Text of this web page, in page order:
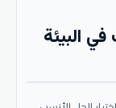
في البيئة